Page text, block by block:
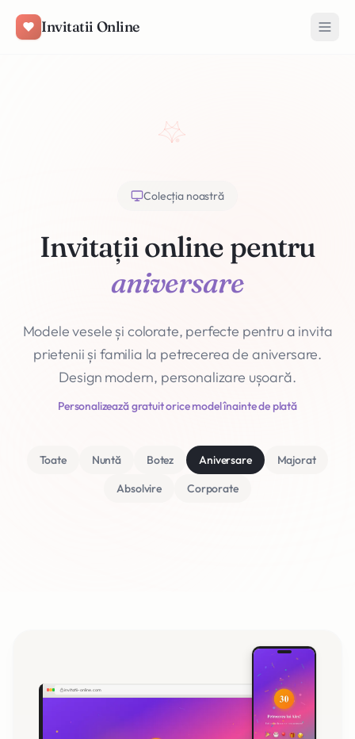
Invitatii Online
Colecția noastră
Invitații online pentru
aniversare
Modele vesele și colorate, perfecte pentru a invita
prietenii și familia la petrecerea de aniversare.
Design modern, personalizare ușoară.
Personalizează gratuit orice model înainte de plată
Toate Nuntă Botez Aniversare
Majorat
Absolvire
Corporate
invitatii-online.com